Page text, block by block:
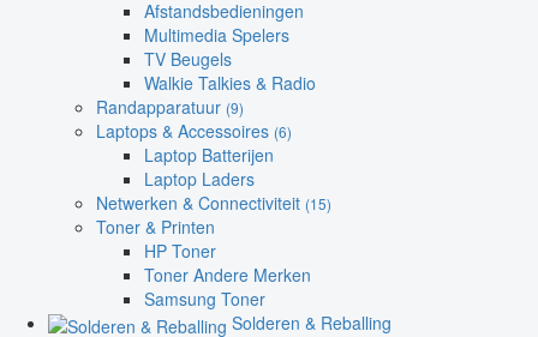
Afstandsbedieningen
Multimedia Spelers
TV Beugels
Walkie Talkies & Radio
Randapparatuur (9)
Laptops & Accessoires (6)
Laptop Batterijen
Laptop Laders
Netwerken & Connectiviteit (15)
Toner & Printen
HP Toner
Toner Andere Merken
Samsung Toner
Solderen & Reballing